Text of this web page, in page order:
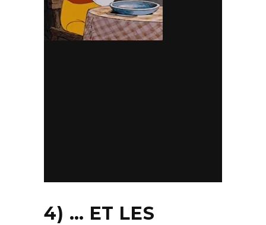
4) … ET LES